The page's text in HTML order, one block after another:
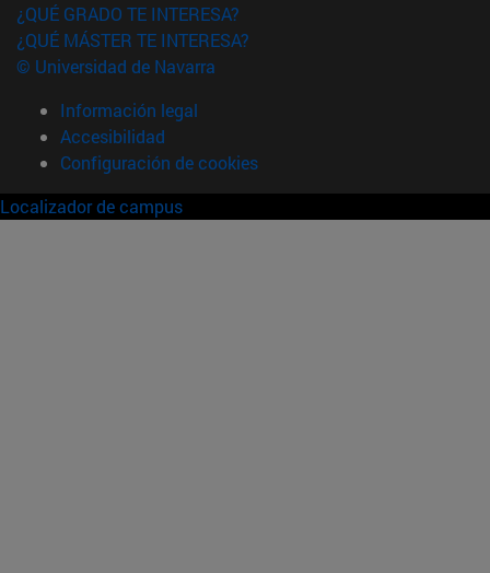
¿QUÉ GRADO TE INTERESA?
¿QUÉ MÁSTER TE INTERESA?
© Universidad de Navarra
Información legal
Accesibilidad
Configuración de cookies
Localizador de campus